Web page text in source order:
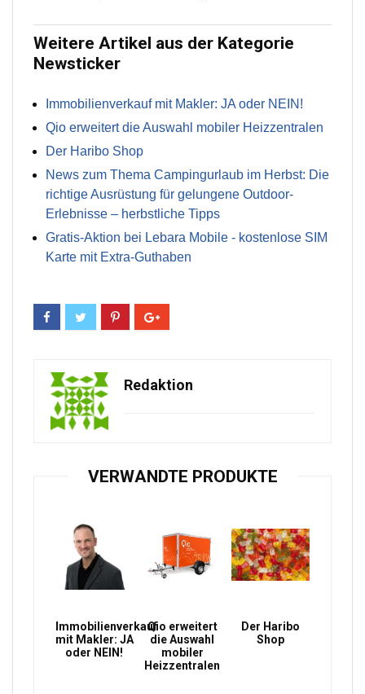
Weitere Artikel aus der Kategorie
Newsticker
Immobilienverkauf mit Makler: JA oder NEIN!
Qio erweitert die Auswahl mobiler Heizzentralen
Der Haribo Shop
News zum Thema Campingurlaub im Herbst: Die
richtige Ausrüstung für gelungene Outdoor-
Erlebnisse – herbstliche Tipps
Gratis-Aktion bei Lebara Mobile - kostenlose SIM
Karte mit Extra-Guthaben
Redaktion
VERWANDTE PRODUKTE
Immobilienverkauf
mit Makler: JA
oder NEIN!
Qio erweitert
die Auswahl
mobiler
Heizzentralen
Der Haribo
Shop